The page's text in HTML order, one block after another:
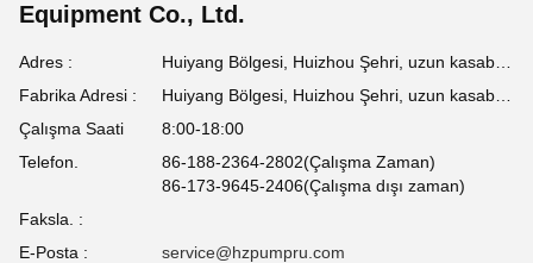
Equipment Co., Ltd.
Adres :
Fabrika Adresi :
Çalışma Saati
8:00-18:00
Telefon.
86-188-2364-2802(Çalışma Zaman)
86-173-9645-2406(Çalışma dışı zaman)
Faksla. :
E-Posta :
service@hzpumpru.com